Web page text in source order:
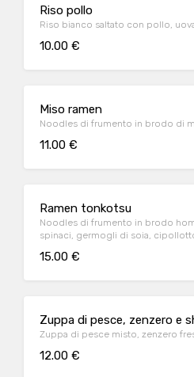
Riso pollo
Riso bianco saltato con pollo,
10.00 €
Miso ramen
Noodles di frumento in brodo di
11.00 €
Ramen tonkotsu
Noodles di frumento in brodo
spinaci, germogli di soia,
15.00 €
Zuppa di pesce, zenzero e
Zuppa di pesce misto, zenzero
12.00 €